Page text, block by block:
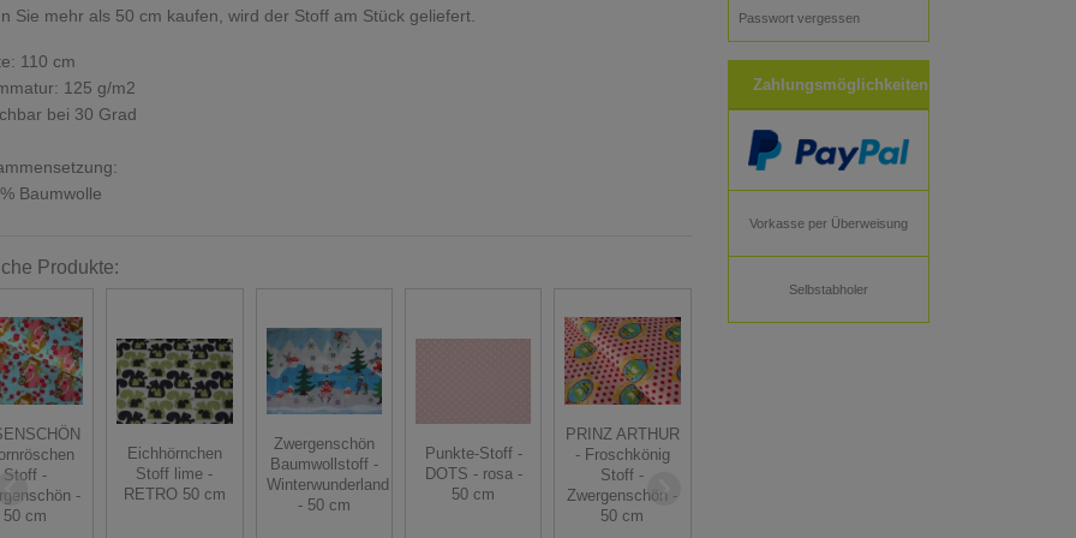
Sie mehr als 50 cm kaufen, wird der Stoff am Stück geliefert.
110 cm
125 g/m2
bei 30 Grad
Baumwolle
Produkte:
Stoff -
-
50 cm
Eichhörnchen
Stoff lime -
RETRO 50 cm
Zwergenschön
Baumwollstoff -
Winterwunderland
- 50 cm
Punkte-Stoff -
DOTS - rosa -
50 cm
PRINZ ARTHUR
- Froschkönig
Stoff -
Zwergenschön -
50 cm
Passwort vergessen
Zahlungsmöglichkeiten
Vorkasse per Überweisung
Selbstabholer